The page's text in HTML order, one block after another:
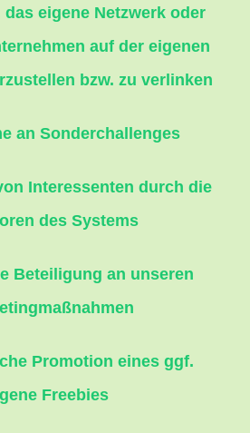
eigene Netzwerk oder
auf der eigenen
bzw. zu verlinken
an Sonderchallenges
Interessenten durch die
des Systems
Beteiligung an unseren
Promotion eines ggf.
Freebies